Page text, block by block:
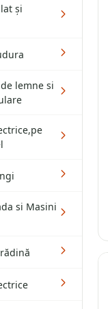
și
lemne si
si Masini